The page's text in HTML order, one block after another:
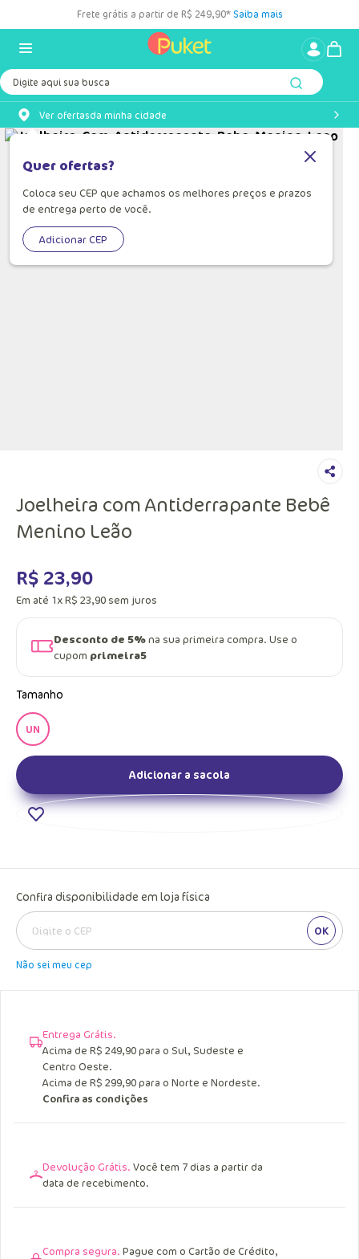
Frete grátis a partir de R$ 249,90* Saiba mais
Digite aqui sua busca
Ver ofertasda minha cidade
Quer ofertas?
Coloca seu CEP que achamos os melhores preços e prazos
de entrega perto de você.
Adicionar CEP
Joelheira com Antiderrapante Bebê
Menino Leão
R$ 23,90
Em até 1xR$ 23,90 sem juros
Desconto de 5%na sua primeira compra. Use o
cupom primeira5
Tamanho
UN
Adicionar a sacola
Confira disponibilidade em loja física
OK
Não sei meu cep
Entrega Grátis.
Acima de R$ 249,90 para o Sul, Sudeste e
Centro Oeste.
Acima de R$ 299,90 para o Norte e Nordeste.
Confira as condições
Devolução Grátis. Você tem 7 dias a partir da
data de recebimento.
Compra segura. Pague com o Cartão de Crédito,